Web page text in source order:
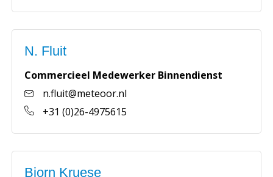
N. Fluit
Commercieel Medewerker Binnendienst
n.fluit@meteoor.nl
+31 (0)26-4975615
Bjorn Kruese